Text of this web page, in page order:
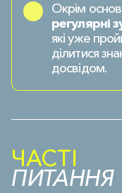
Окрім
регулярні
які уже
ділитися
досвідом.
ЧАСТІ
ПИТАННЯ